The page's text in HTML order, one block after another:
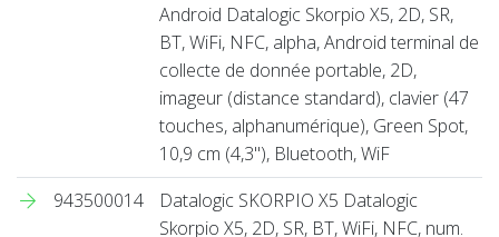
Android Datalogic Skorpio X5, 2D, SR,
BT, WiFi, NFC, alpha, Android terminal de
collecte de donnée portable, 2D,
imageur (distance standard), clavier (47
touches, alphanumérique), Green Spot,
10,9 cm (4,3''), Bluetooth, WiF
943500014
Datalogic SKORPIO X5 Datalogic
Skorpio X5, 2D, SR, BT, WiFi, NFC, num.